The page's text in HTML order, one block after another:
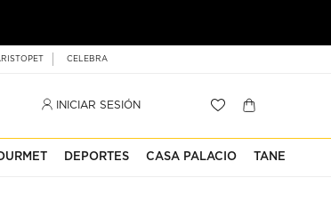
CELEBRA
INICIAR SESIÓN
DEPORTES CASA PALACIO TANE